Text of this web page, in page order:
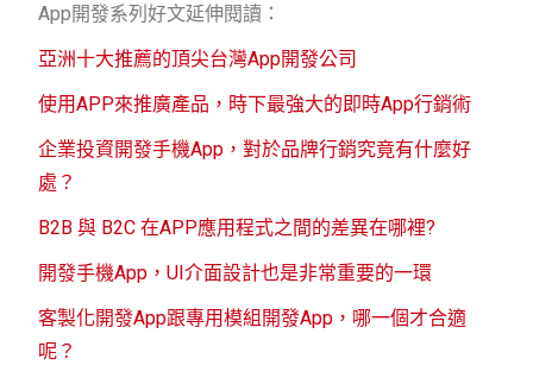
App開發系列好文延伸閱讀：
亞洲十大推薦的頂尖台灣App開發公司
使用APP來推廣產品，時下最強大的即時App行銷術
企業投資開發手機App，對於品牌行銷究竟有什麼好
處？
B2B 與 B2C 在APP應用程式之間的差異在哪裡?
開發手機App，UI介面設計也是非常重要的一環
客製化開發App跟專用模組開發App，哪一個才合適
呢？